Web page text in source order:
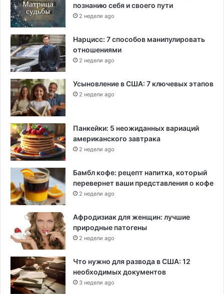
познанию себя и своего пути
2 недели ago
Нарцисс: 7 способов манипулировать
отношениями
2 недели ago
Усыновление в США: 7 ключевых этапов
2 недели ago
Панкейки: 5 неожиданных вариаций
американского завтрака
2 недели ago
Бамбл кофе: рецепт напитка, который
перевернет ваши представления о кофе
2 недели ago
Афродизиак для женщин: лучшие
природные патогены
2 недели ago
Что нужно для развода в США: 12
необходимых документов
3 недели ago